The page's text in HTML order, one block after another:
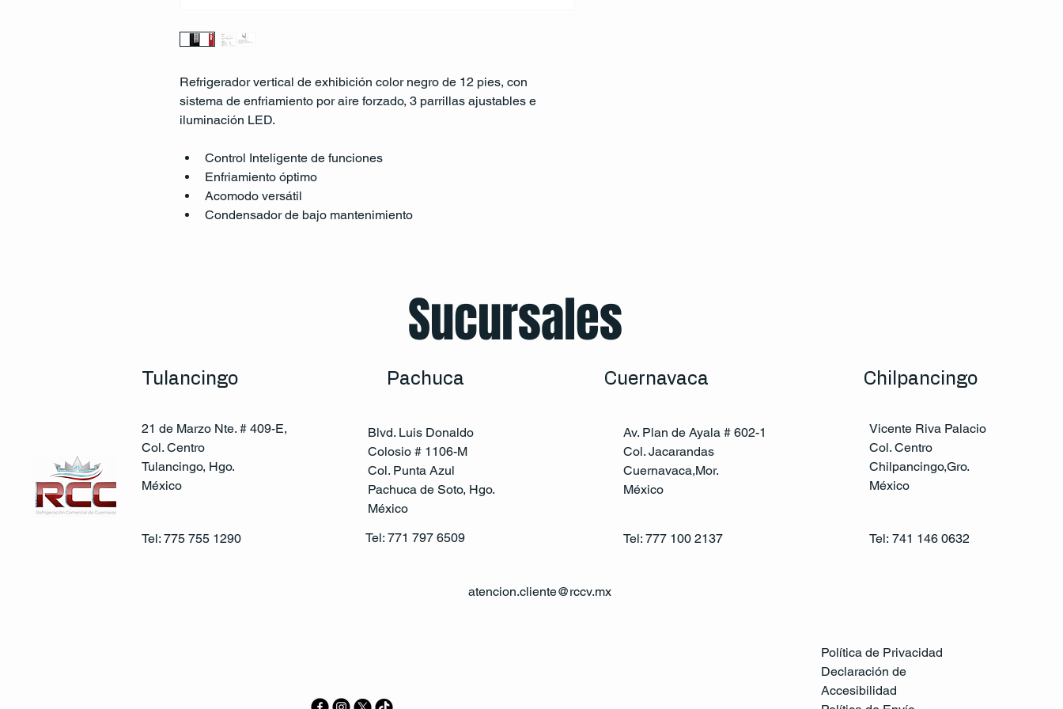
Refrigerador vertical de exhibición color negro de 12 pies, con
sistema de enfriamiento por aire forzado, 3 parrillas ajustables e
iluminación LED.
Control Inteligente de funciones
Enfriamiento óptimo
Acomodo versátil
Condensador de bajo mantenimiento
Sucursales
Tulancingo
21 de Marzo Nte. # 409-E,
Col. Centro
Tulancingo, Hgo.
México
Tel: 775 755 1290
Blvd. Luis Donaldo
Colosio # 1106-M
Col. Punta Azul
Pachuca de Soto, Hgo.
México
Tel: 771 797 6509
Av. Plan de Ayala # 602-1
Col. Jacarandas
Cuernavaca,Mor.
México
Tel: 777 100 2137
Chilpancingo
Vicente Riva Palacio
Col. Centro
Chilpancingo,Gro.
México
Tel: 741 146 0632
Pachuca Cuernavaca
Política de Privacidad
Declaración de
Accesibilidad
atencion.cliente@rccv.mx